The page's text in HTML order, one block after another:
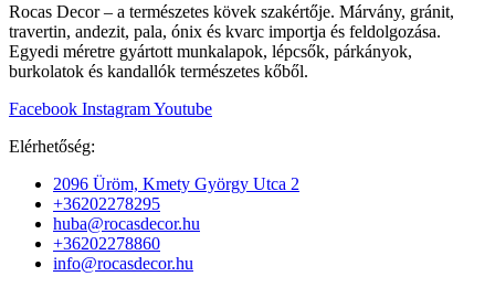
Rocas Decor – a természetes kövek szakértője. Márvány, gránit,
travertin, andezit, pala, ónix és kvarc importja és feldolgozása.
Egyedi méretre gyártott munkalapok, lépcsők, párkányok,
burkolatok és kandallók természetes kőből.
Facebook InstagramYoutube
Elérhetőség:
2096 Üröm, Kmety György Utca 2
+36202278295
huba@rocasdecor.hu
+36202278860
info@rocasdecor.hu